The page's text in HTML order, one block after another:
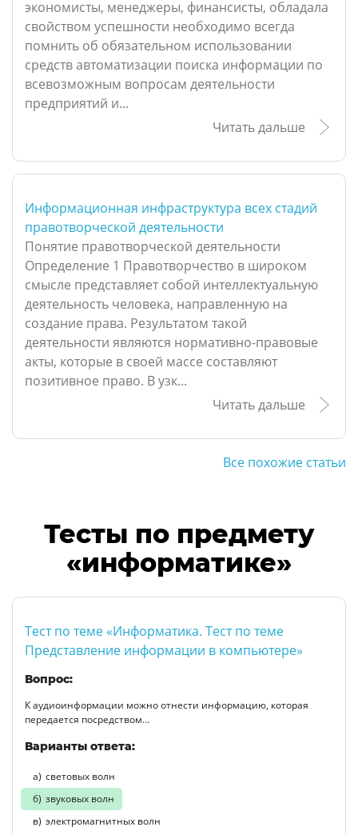
экономисты, менеджеры, финансисты, обладала
свойством успешности необходимо всегда
помнить об обязательном использовании
средств автоматизации поиска информации по
всевозможным вопросам деятельности
предприятий и...
Читать дальше
Информационная инфраструктура всех стадий
правотворческой деятельности
Понятие правотворческой деятельности
Определение 1 Правотворчество в широком
смысле представляет собой интеллектуальную
деятельность человека, направленную на
создание права. Результатом такой
деятельности являются нормативно-правовые
акты, которые в своей массе составляют
позитивное право. В узк...
Читать дальше
Все похожие статьи
Тесты по предмету
«информатике»
Тест по теме «Информатика. Тест по теме
Представление информации в компьютере»
Вопрос:
К аудиоинформации можно отнести информацию, которая
передается посредством…
Варианты ответа:
световых волн
звуковых волн
электромагнитных волн